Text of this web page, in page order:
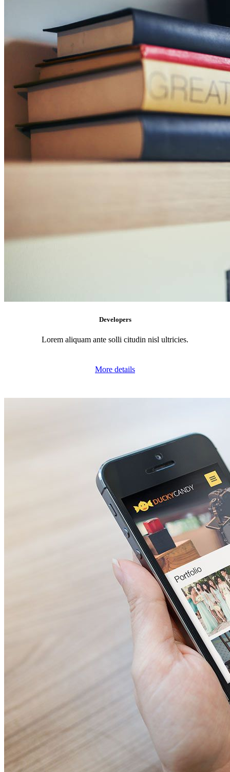
Developers
Lorem aliquam ante solli citudin nisl ultricies.
More details